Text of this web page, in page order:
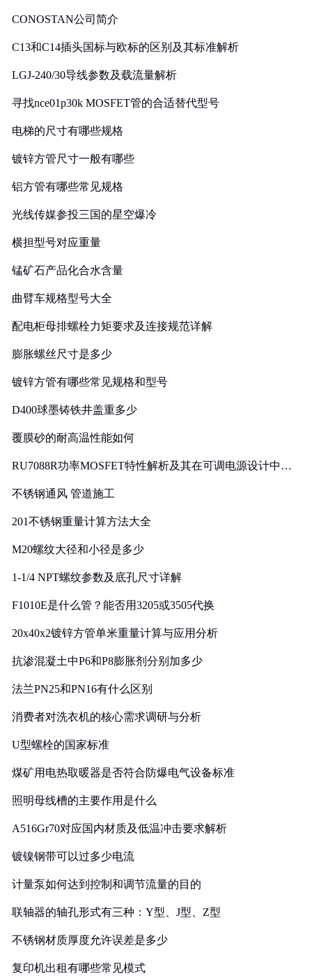
CONOSTAN公司简介
C13和C14插头国标与欧标的区别及其标准解析
LGJ-240/30导线参数及载流量解析
寻找nce01p30k MOSFET管的合适替代型号
电梯的尺寸有哪些规格
镀锌方管尺寸一般有哪些
铝方管有哪些常见规格
光线传媒参投三国的星空爆冷
横担型号对应重量
锰矿石产品化合水含量
曲臂车规格型号大全
配电柜母排螺栓力矩要求及连接规范详解
膨胀螺丝尺寸是多少
镀锌方管有哪些常见规格和型号
D400球墨铸铁井盖重多少
覆膜砂的耐高温性能如何
RU7088R功率MOSFET特性解析及其在可调电源设计中的
不锈钢通风 管道施工
201不锈钢重量计算方法大全
M20螺纹大径和小径是多少
1-1/4 NPT螺纹参数及底孔尺寸详解
F1010E是什么管？能否用3205或3505代换
20x40x2镀锌方管单米重量计算与应用分析
抗渗混凝土中P6和P8膨胀剂分别加多少
法兰PN25和PN16有什么区别
消费者对洗衣机的核心需求调研与分析
U型螺栓的国家标准
煤矿用电热取暖器是否符合防爆电气设备标准
照明母线槽的主要作用是什么
A516Gr70对应国内材质及低温冲击要求解析
镀镍钢带可以过多少电流
计量泵如何达到控制和调节流量的目的
联轴器的轴孔形式有三种：Y型、J型、Z型
不锈钢材质厚度允许误差是多少
复印机出租有哪些常见模式